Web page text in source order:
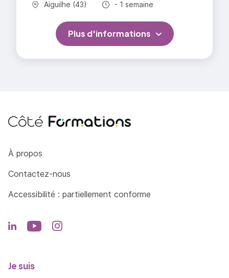
Commune :
Aiguilhe (43) Durée totale :
- 1 semaine
Plus d'informations
Côté Formations
À propos
Contactez-nous
Accessibilité : partiellement conforme
Je suis